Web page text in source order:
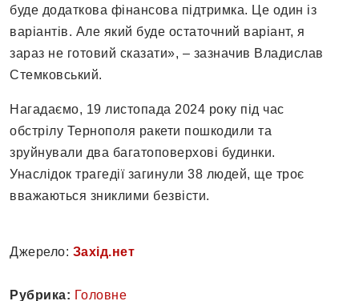
буде додаткова фінансова підтримка. Це один із
варіантів. Але який буде остаточний варіант, я
зараз не готовий сказати», – зазначив Владислав
Стемковський.
Нагадаємо, 19 листопада 2024 року під час
обстрілу Тернополя ракети пошкодили та
зруйнували два багатоповерхові будинки.
Унаслідок трагедії загинули 38 людей, ще троє
вважаються зниклими безвісти.
Джерело: Захід.нет
Рубрика: Головне